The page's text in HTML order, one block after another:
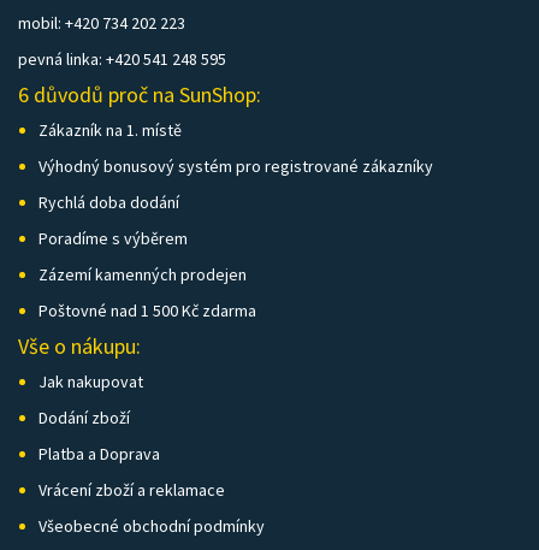
mobil: +420 734 202 223
pevná linka: +420 541 248 595
6 důvodů proč na SunShop:
Zákazník na 1. místě
Výhodný bonusový systém pro registrované zákazníky
Rychlá doba dodání
Poradíme s výběrem
Zázemí kamenných prodejen
Poštovné nad 1 500 Kč zdarma
Vše o nákupu:
Jak nakupovat
Dodání zboží
Platba a Doprava
Vrácení zboží a reklamace
Všeobecné obchodní podmínky